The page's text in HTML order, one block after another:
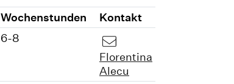
Wochenstunden
Kontakt
6-8
Florentina
Alecu